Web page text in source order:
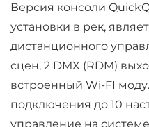
Версия консоли
установки в рек,
дистанционного
сцен, 2 DMX (RDM)
встроенный Wi-FI
подключения до 10
управление на